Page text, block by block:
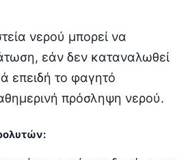
νερού μπορεί να
εάν δεν καταναλωθεί
επειδή το φαγητό
πρόσληψη νερού.